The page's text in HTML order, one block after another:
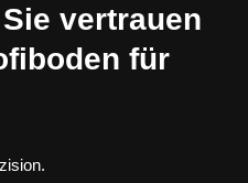
vertrauen
für